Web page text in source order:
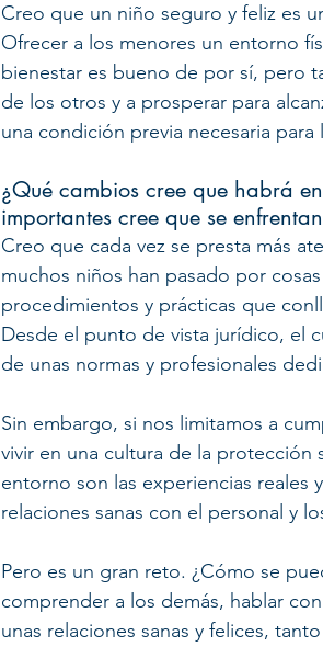
Creo que un niño seguro y feliz es
Ofrecer a los menores un entorno
bienestar es bueno de por sí, pero
de los otros y a prosperar para
una condición previa necesaria
¿Qué cambios cree que habrá
importantes cree que se
Creo que cada vez se presta más
muchos niños han pasado por
procedimientos y prácticas que
Desde el punto de vista jurídico, el
de unas normas y profesionales
Sin embargo, si nos limitamos a
vivir en una cultura de la protección
entorno son las experiencias reales
relaciones sanas con el personal y
Pero es un gran reto. ¿Cómo se
comprender a los demás, hablar
unas relaciones sanas y felices,